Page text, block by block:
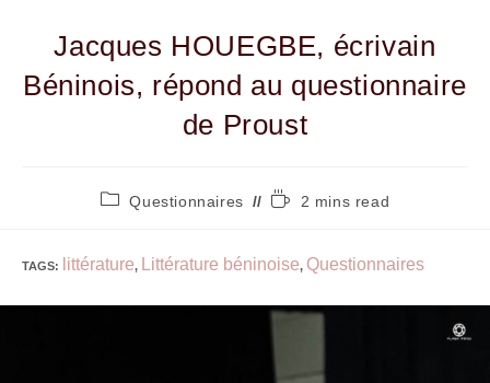
Jacques HOUEGBE, écrivain
Béninois, répond au questionnaire
de Proust
Questionnaires 2 mins read
TAGS: littérature, Littérature béninoise, Questionnaires